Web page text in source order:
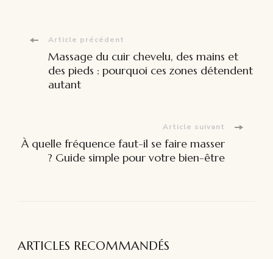
Navigation
d'article
Article précédent
Massage du cuir chevelu, des mains et
des pieds : pourquoi ces zones détendent
autant
Article suivant
À quelle fréquence faut-il se faire masser
? Guide simple pour votre bien-être
ARTICLES RECOMMANDÉS